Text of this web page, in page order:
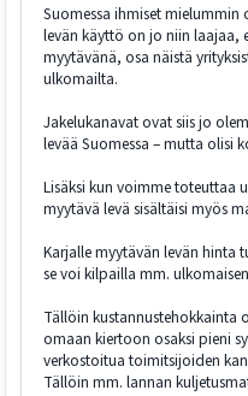
Suomessa ihmiset mielummin
levän käyttö on jo niin laajaa,
myytävänä, osa näistä
ulkomailta.
Jakelukanavat ovat siis jo
levää Suomessa – mutta olisi
Lisäksi kun voimme toteuttaa
myytävä levä sisältäisi myös
Karjalle myytävän levän hinta
se voi kilpailla mm.
Tällöin kustannustehokkainta
omaan kiertoon osaksi pieni
verkostoitua toimitsijoiden
Tällöin mm. lannan